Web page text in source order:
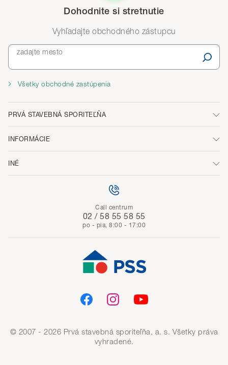
Dohodnite si stretnutie
Vyhľadajte obchodného zástupcu
zadajte mesto
Všetky obchodné zastúpenia
PRVÁ STAVEBNÁ SPORITEĽŇA
INFORMÁCIE
INÉ
Call centrum
02 / 58 55 58 55
po - pia, 8:00 - 17:00
© 2007 - 2026 Prvá stavebná sporiteľňa, a. s. Všetky práva
vyhradené.